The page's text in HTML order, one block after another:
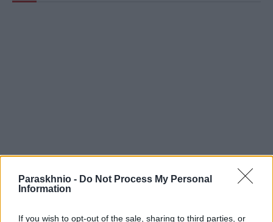
Paraskhnio - Do Not Process My Personal
Information
If you wish to opt-out of the sale, sharing to third parties, or
Η Τουρκία ζητά μορατόριουμ Ρωσίας–Ουκρανίας στις